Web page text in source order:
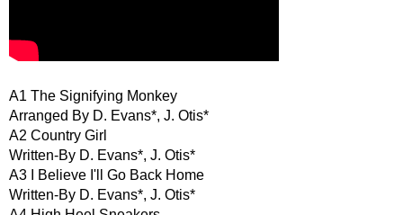
A1 The Signifying Monkey
Arranged By D. Evans*, J. Otis*
A2 Country Girl
Written-By D. Evans*, J. Otis*
A3 I Believe I'll Go Back Home
Written-By D. Evans*, J. Otis*